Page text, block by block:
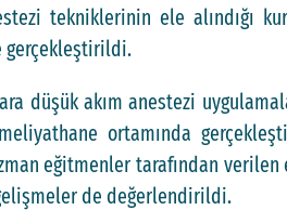
tekniklerinin ele alındığı
gerçekleştirildi.
düşük akım anestezi
ortamında
eğitmenler tarafından
de değerlendirildi.